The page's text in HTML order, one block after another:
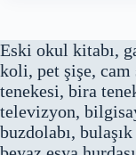
Eski okul kitabı,
koli, pet şişe, cam
tenekesi, bira
televizyon,
buzdolabı,